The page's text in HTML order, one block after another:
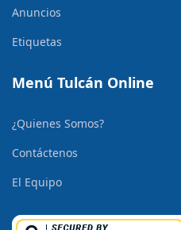
Anuncios
Etiquetas
Menú Tulcán Online
¿Quienes Somos?
Contáctenos
El Equipo